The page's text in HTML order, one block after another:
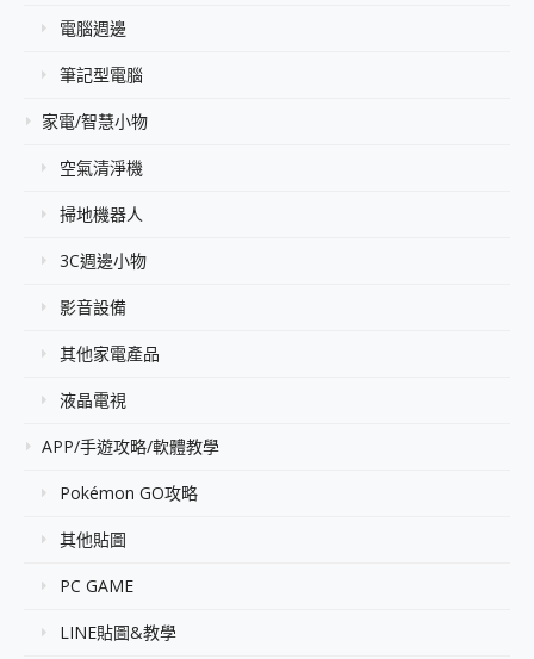
電腦週邊
筆記型電腦
家電/智慧小物
空氣清淨機
掃地機器人
3C週邊小物
影音設備
其他家電產品
液晶電視
APP/手遊攻略/軟體教學
Pokémon GO攻略
其他貼圖
PC GAME
LINE貼圖&教學